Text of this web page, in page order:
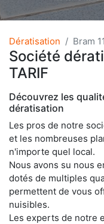
Dératisation Bram
Société
TARIF
Découvrez les
dératisation
Les pros de notre
et les nombreuses
n'importe quel local.
Nous avons su nous
dotés de multiples
permettent de vous
nuisibles.
Les experts de notre